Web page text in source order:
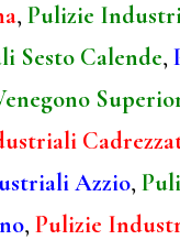
, Pulizie
Sesto Calende,
Azzio,
, Pulizie